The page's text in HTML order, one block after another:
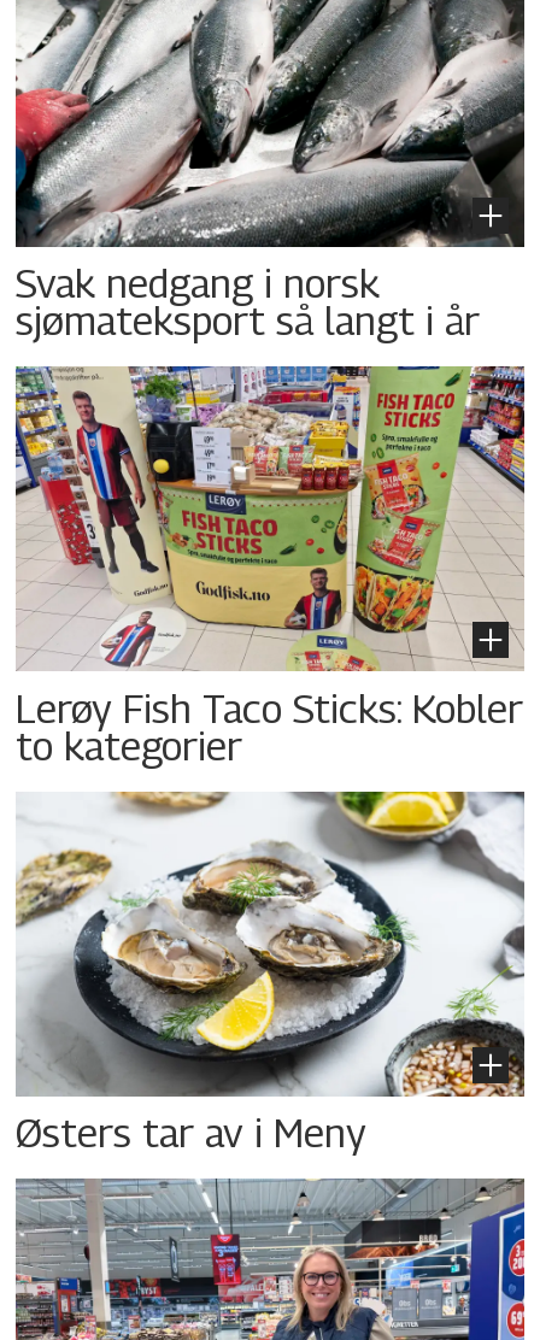
Svak nedgang i norsk
sjømateksport så langt i år
Lerøy Fish Taco Sticks: Kobler
to kategorier
Østers tar av i Meny